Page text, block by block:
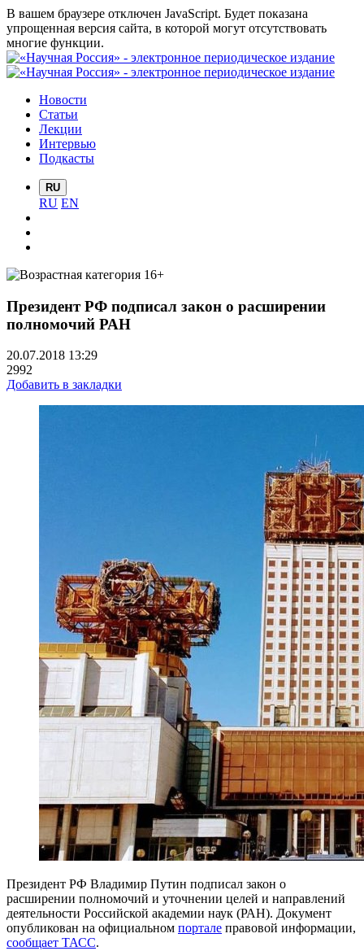
В вашем браузере отключен JavaScript. Будет показана
упрощенная версия сайта, в которой могут отсутствовать
многие функции.
Новости
Статьи
Лекции
Интервью
Подкасты
RU
RU EN
Президент РФ подписал закон о расширении
полномочий РАН
20.07.2018 13:29
2992
Добавить в закладки
Президент РФ Владимир Путин подписал закон о
расширении полномочий и уточнении целей и направлений
деятельности Российской академии наук (РАН). Документ
опубликован на официальном портале правовой информации,
сообщает ТАСС.